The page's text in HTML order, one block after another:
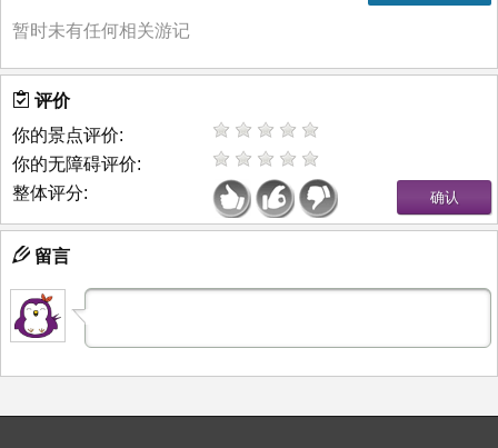
暂时未有任何相关游记
评价
你的景点评价:
你的无障碍评价:
整体评分:
留言